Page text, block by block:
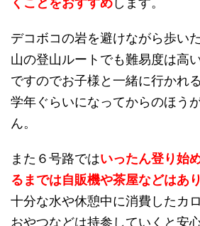
デコボコの岩を避けながら歩い
山の登山ルートでも難易度は高
ですのでお子様と一緒に行かれ
学年ぐらいになってからのほう
ん。
また６号路ではいったん登り始
るまでは自販機や茶屋などはあ
十分な水や休憩中に消費したカ
おやつなどは持参していくと安心